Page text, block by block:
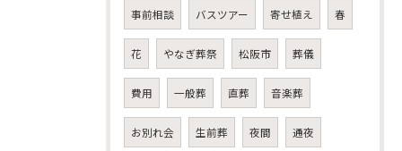
事前相談 バスツアー 寄せ植え 春
花 やなぎ葬祭 松阪市 葬儀
費用 一般葬 直葬 音楽葬
お別れ会 生前葬 夜間 通夜